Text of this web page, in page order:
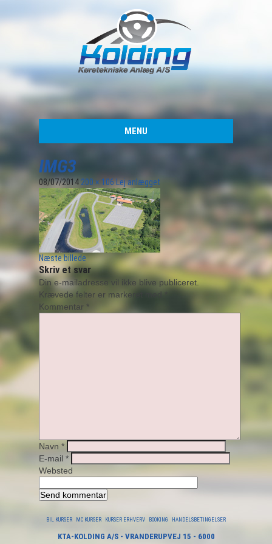
MENU
IMG3
08/07/2014 200 × 106Lej anlægget
Næste billede
Skriv et svar
Din e-mailadresse vil ikke blive publiceret.
Krævede felter er markeret med *
Kommentar *
Navn *
E-mail *
Websted
BIL KURSER MC KURSER KURSER ERHVERV BOOKING HANDELSBETINGELSER
KTA-KOLDING A/S - VRANDERUPVEJ 15 - 6000